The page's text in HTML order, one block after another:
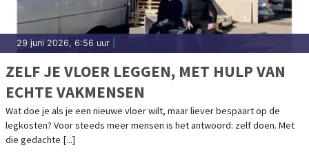
29 juni 2026, 6:56 uur
ZELF JE VLOER LEGGEN, MET HULP VAN
ECHTE VAKMENSEN
Wat doe je als je een nieuwe vloer wilt, maar liever bespaart op de
legkosten? Voor steeds meer mensen is het antwoord: zelf doen. Met
die gedachte [...]